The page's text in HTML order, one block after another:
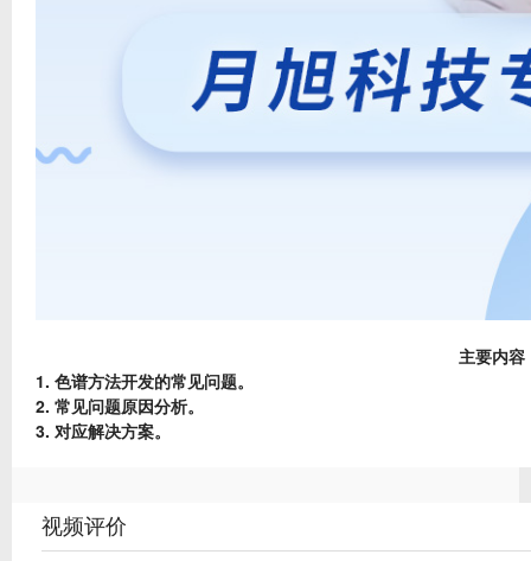
主要内容
1. 色谱方法开发的常见问题。
2. 常见问题原因分析。
3. 对应解决方案。
视频评价